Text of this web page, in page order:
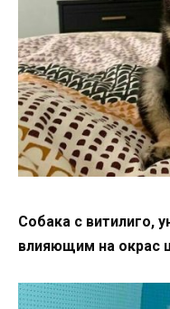
Собака с витилиго,
влияющим на окрас